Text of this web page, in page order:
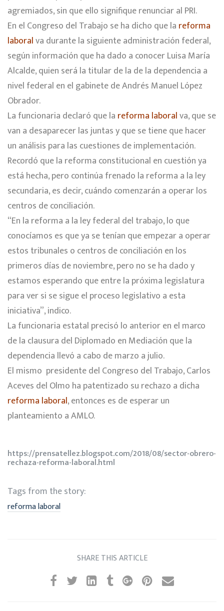
agremiados, sin que ello signifique renunciar al PRI.
En el Congreso del Trabajo se ha dicho que la reforma
laboralva durante la siguiente administración federal,
según información que ha dado a conocer Luisa María
Alcalde, quien será la titular de la de la dependencia a
nivel federal en el gabinete de Andrés Manuel López
Obrador.
La funcionaria declaró que la reforma laboralva, que se
van a desaparecer las juntas y que se tiene que hacer
un análisis para las cuestiones de implementación.
Recordó que la reforma constitucional en cuestión ya
está hecha, pero continúa frenado la reforma a la ley
secundaria, es decir, cuándo comenzarán a operar los
centros de conciliación.
“En la reforma a la ley federal del trabajo, lo que
conocíamos es que ya se tenían que empezar a operar
estos tribunales o centros de conciliación en los
primeros días de noviembre, pero no se ha dado y
estamos esperando que entre la próxima legislatura
para ver si se sigue el proceso legislativo a esta
iniciativa”, indico.
La funcionaria estatal precisó lo anterior en el marco
de la clausura del Diplomado en Mediación que la
dependencia llevó a cabo de marzo a julio.
El mismo presidente del Congreso del Trabajo, Carlos
Aceves del Olmo ha patentizado su rechazo a dicha
reforma laboral, entonces es de esperar un
planteamiento a AMLO.
https://prensatellez.blogspot.com/2018/08/sector-obrero-
rechaza-reforma-laboral.html
Tags from the story:
reforma laboral
SHARE THIS ARTICLE